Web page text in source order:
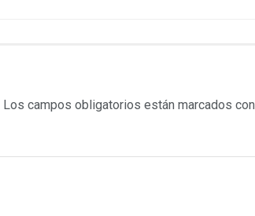
Los campos obligatorios están marcados con